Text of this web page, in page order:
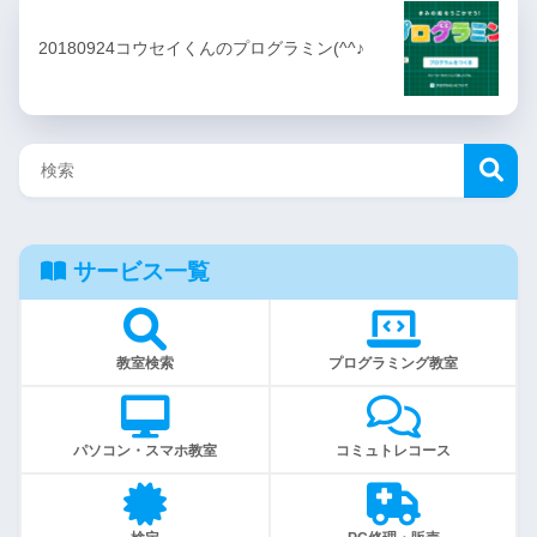
20180924コウセイくんのプログラミン(^^♪
サービス一覧
教室検索 プログラミング教室
パソコン・スマホ教室 コミュトレコース